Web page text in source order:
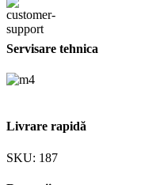
Servisare tehnica
Livrare rapidă
SKU: 187